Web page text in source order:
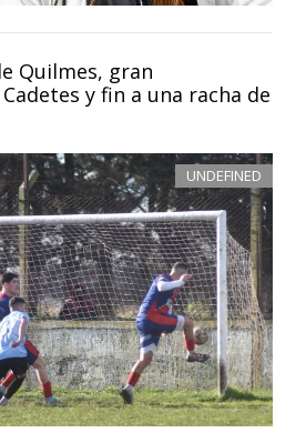
Quilmes, gran
y fin a una racha de
UNDEFINED